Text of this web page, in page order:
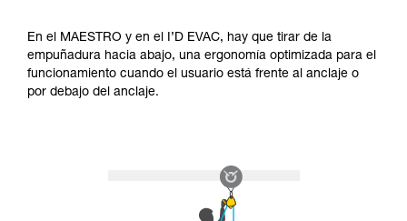
En el MAESTRO y en el I’D EVAC, hay que tirar de la
empuñadura hacia abajo, una ergonomía optimizada para el
funcionamiento cuando el usuario está frente al anclaje o
por debajo del anclaje.